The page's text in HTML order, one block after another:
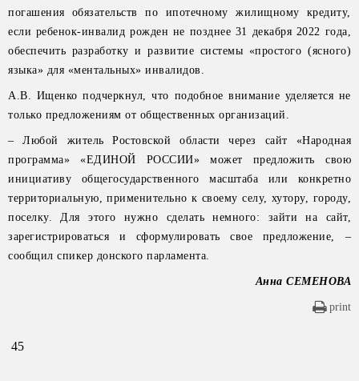
погашения обязательств по ипотечному жилищному кредиту,
если ребенок-инвалид рожден не позднее 31 декабря 2022 года,
обеспечить разработку и развитие системы «простого (ясного)
языка» для «ментальных» инвалидов.
А.В. Ищенко подчеркнул, что подобное внимание уделяется не
только предложениям от общественных организаций.
– Любой житель Ростовской области через сайт «Народная
программа» «ЕДИНОЙ РОССИИ» может предложить свою
инициативу общегосударственного масштаба или конкретно
территориальную, применительно к своему селу, хутору, городу,
поселку. Для этого нужно сделать немного: зайти на сайт,
зарегистрироваться и сформулировать свое предложение, –
сообщил спикер донского парламента.
Анна СЕМЕНОВА
print
45